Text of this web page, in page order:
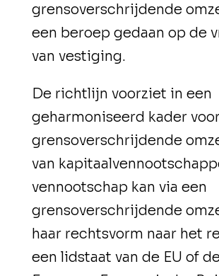
grensoverschrijdende
een beroep gedaan op de
van vestiging.
De richtlijn voorziet in een
geharmoniseerd kader
grensoverschrijdende
van
vennootschap kan via een
grensoverschrijdende
haar rechtsvorm naar het
een lidstaat van de EU of